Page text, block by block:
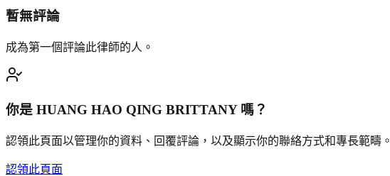
暫無評論
成為第一個評論此律師的人。
你是 HUANG HAO QING BRITTANY嗎？
認領此頁面以管理你的資料、回覆評論，以及顯示你的聯絡方式和專長範疇。
認領此頁面